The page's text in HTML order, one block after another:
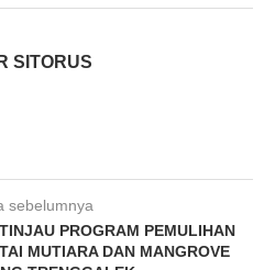
SITORUS
sebelumnya
PROGRAM PEMULIHAN
MUTIARA DAN MANGROVE